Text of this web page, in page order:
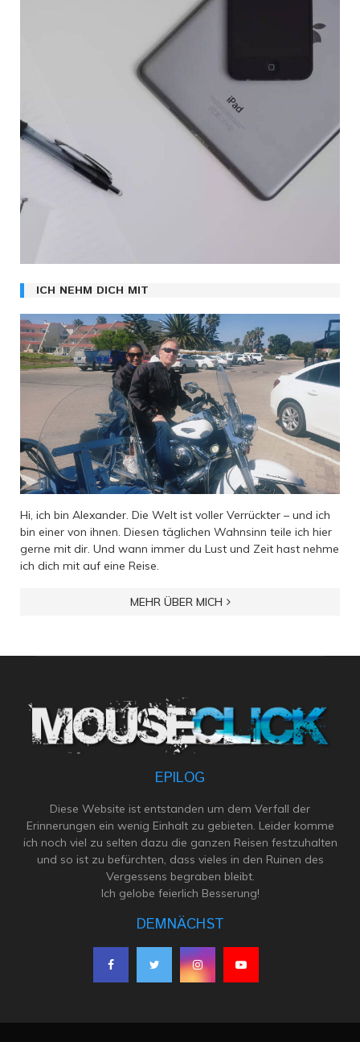
ICH NEHM DICH MIT
Hi, ich bin Alexander. Die Welt ist voller Verrückter – und ich
bin einer von ihnen. Diesen täglichen Wahnsinn teile ich hier
gerne mit dir. Und wann immer du Lust und Zeit hast nehme
ich dich mit auf eine Reise.
MEHR ÜBER MICH
EPILOG
Diese Website ist entstanden um dem Verfall der
Erinnerungen ein wenig Einhalt zu gebieten. Leider komme
ich noch viel zu selten dazu die ganzen Reisen festzuhalten
und so ist zu befürchten, dass vieles in den Ruinen des
Vergessens begraben bleibt.
Ich gelobe feierlich Besserung!
DEMNÄCHST